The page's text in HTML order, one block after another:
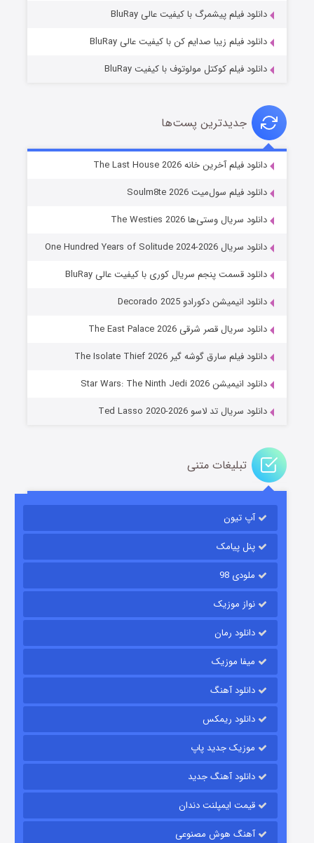
خاندان اژدها فصل ۳
جادوگری در مغولستان
قسمت14 (زیرنویس) منتشر شد
قسمت
دانلود فیلم پیشمرگ با کیفیت عالی BluRay
دانلود فیلم زیبا صدایم کن با کیفیت عالی BluRay
دانلود فیلم کوکتل مولوتوف با کیفیت BluRay
جدیدترین پست‌ها
دانلود فیلم آخرین خانه The Last House 2026
دانلود فیلم سول‌میت Soulm8te 2026
دانلود سریال وستی‌ها The Westies 2026
دانلود سریال One Hundred Years of Solitude 2024-2026
دانلود قسمت پنجم سریال کوری با کیفیت عالی BluRay
دانلود انیمیشن دکورادو Decorado 2025
دانلود سریال قصر شرقی The East Palace 2026
دانلود فیلم سارق گوشه گیر The Isolate Thief 2026
دانلود انیمیشن Star Wars: The Ninth Jedi 2026
دانلود سریال تد لاسو Ted Lasso 2020-2026
تبلیغات متنی
آپ تیون
پنل پیامک
ملودی 98
نواز موزیک
دانلود رمان
میفا موزیک
دانلود آهنگ
دانلود ریمکس
موزیک جدید پاپ
دانلود آهنگ جدید
قیمت ایمپلنت دندان
آهنگ هوش مصنوعی